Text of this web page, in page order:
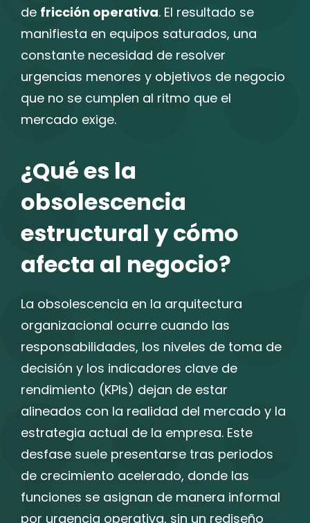
de fricción operativa. El resultado se
manifiesta en equipos saturados, una
constante necesidad de resolver
urgencias menores y objetivos de negocio
que no se cumplen al ritmo que el
mercado exige.
¿Qué es la
obsolescencia
estructural y cómo
afecta al negocio?
La obsolescencia en la arquitectura
organizacional ocurre cuando las
responsabilidades, los niveles de toma de
decisión y los indicadores clave de
rendimiento (KPIs) dejan de estar
alineados con la realidad del mercado y la
estrategia actual de la empresa. Este
desfase suele presentarse tras periodos
de crecimiento acelerado, donde las
funciones se asignan de manera informal
por urgencia operativa, sin un rediseño